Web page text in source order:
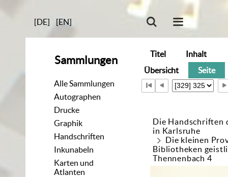
[DE] [EN]
Sammlungen
Alle Sammlungen
Autographen
Drucke
Graphik
Handschriften
Inkunabeln
Karten und
Atlanten
Titel
Inhalt
Übersicht
Seite
Die Handschriften
in Karlsruhe
Die kleinen
Bibliotheken
Thennenbach 4